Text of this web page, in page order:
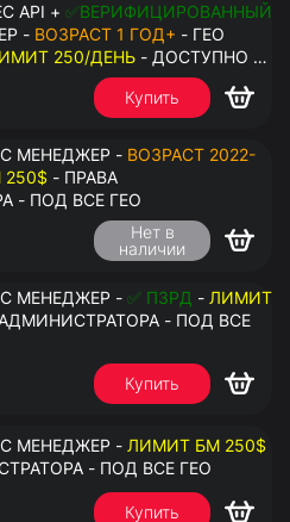
API + ✅ВЕРИФИЦИРОВАННЫЙ
- ВОЗРАСТ 1 ГОД+ - ГЕО
250/ДЕНЬ - ДОСТУПНО К
- ПРАВА
Купить
МЕНЕДЖЕР - ВОЗРАСТ 2022-
- ПРАВА
- ПОД ВСЕ ГЕО
Нет в
наличии
МЕНЕДЖЕР - ✅ ПЗРД - ЛИМИТ
- ПОД ВСЕ
Купить
МЕНЕДЖЕР - ЛИМИТ БМ 250$
- ПОД ВСЕ ГЕО
Купить